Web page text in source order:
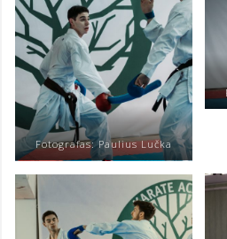
Fotografas: Paulius Lučka